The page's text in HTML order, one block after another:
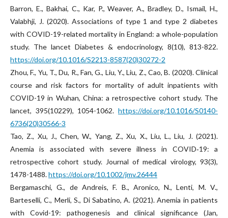
Barron, E., Bakhai, C., Kar, P., Weaver, A., Bradley, D., Ismail, H.,
Valabhji, J. (2020). Associations of type 1 and type 2 diabetes
with COVID-19-related mortality in England: a whole-population
study. The lancet Diabetes & endocrinology, 8(10), 813-822.
https://doi.org/10.1016/S2213-8587(20)30272-2
Zhou, F., Yu, T., Du, R., Fan, G., Liu, Y., Liu, Z., Cao, B. (2020). Clinical
course and risk factors for mortality of adult inpatients with
COVID-19 in Wuhan, China: a retrospective cohort study. The
lancet, 395(10229), 1054-1062. https://doi.org/10.1016/S0140-
6736(20)30566-3
Tao, Z., Xu, J., Chen, W., Yang, Z., Xu, X., Liu, L., Liu, J. (2021).
Anemia is associated with severe illness in COVID‐19: a
retrospective cohort study. Journal of medical virology, 93(3),
1478-1488.https://doi.org/10.1002/jmv.26444
Bergamaschi, G., de Andreis, F. B., Aronico, N., Lenti, M. V.,
Barteselli, C., Merli, S., Di Sabatino, A. (2021). Anemia in patients
with Covid-19: pathogenesis and clinical significance (Jan,